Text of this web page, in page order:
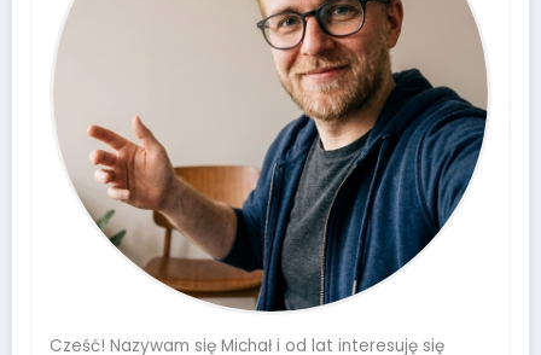
Cześć! Nazywam się Michał i od lat interesuję się